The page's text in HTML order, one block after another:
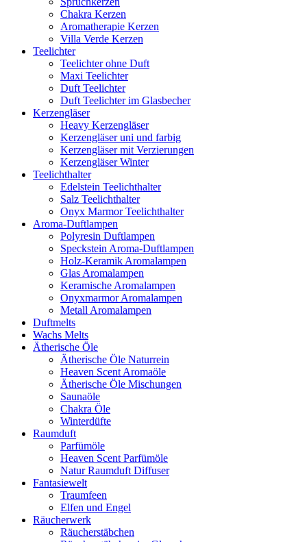
Chakra Kerzen
Aromatherapie Kerzen
Villa Verde Kerzen
Teelichter
Teelichter ohne Duft
Maxi Teelichter
Duft Teelichter
Duft Teelichter im Glasbecher
Kerzengläser
Heavy Kerzengläser
Kerzengläser uni und farbig
Kerzengläser mit Verzierungen
Kerzengläser Winter
Teelichthalter
Edelstein Teelichthalter
Salz Teelichthalter
Onyx Marmor Teelichthalter
Aroma-Duftlampen
Polyresin Duftlampen
Speckstein Aroma-Duftlampen
Holz-Keramik Aromalampen
Glas Aromalampen
Keramische Aromalampen
Onyxmarmor Aromalampen
Metall Aromalampen
Duftmelts
Wachs Melts
Ätherische Öle
Ätherische Öle Naturrein
Heaven Scent Aromaöle
Ätherische Öle Mischungen
Saunaöle
Chakra Öle
Winterdüfte
Raumduft
Parfümöle
Heaven Scent Parfümöle
Natur Raumduft Diffuser
Fantasiewelt
Traumfeen
Elfen und Engel
Räucherwerk
Räucherstäbchen